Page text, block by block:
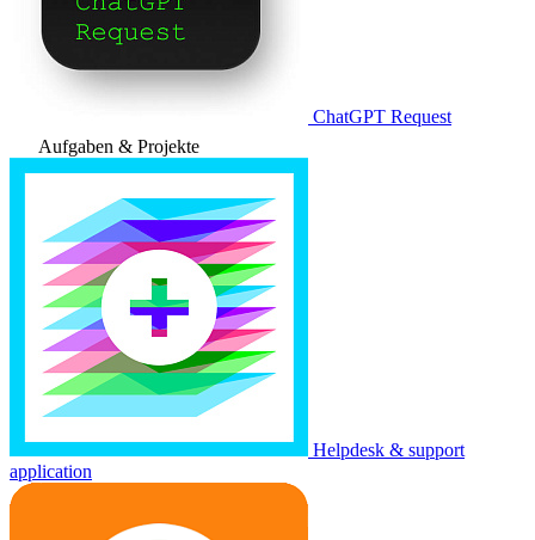
ChatGPT Request
Aufgaben & Projekte
Helpdesk & support
application